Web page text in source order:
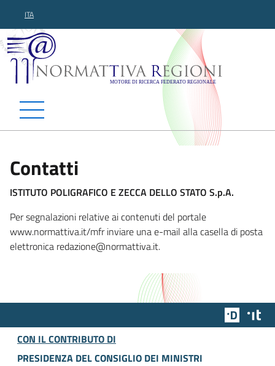
ITA
Normattiva Regioni -
Contatti
ISTITUTO POLIGRAFICO E ZECCA DELLO STATO S.p.A.
Per segnalazioni relative ai contenuti del portale
www.normattiva.it/mfr inviare una e-mail alla casella di posta
elettronica redazione@normattiva.it.
Team
CON IL CONTRIBUTO DI
PRESIDENZA DEL CONSIGLIO DEI MINISTRI